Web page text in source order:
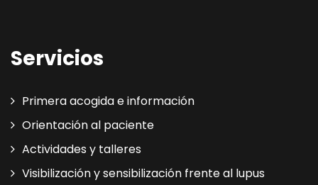
Servicios
Primera acogida e información
Orientación al paciente
Actividades y talleres
Visibilización y sensibilización frente al lupus